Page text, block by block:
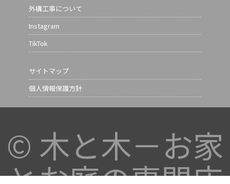
外構工事について
Instagram
TikTok
サイトマップ
個人情報保護方針
© 木と木－お家